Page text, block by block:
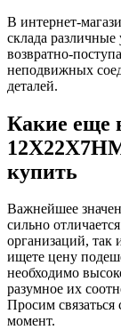
В интернет-
склада
возвратно-
неподвижных
деталей.
Какие еще
купить
Важнейшее
сильно
организаций, так
ищете цену
необходимо
разумное их
Просим
момент.